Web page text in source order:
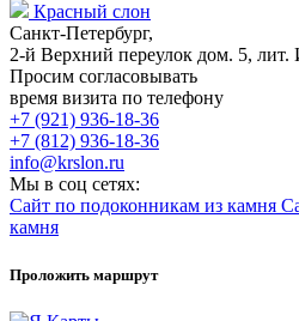
Красный слон
Санкт-Петербург,
2-й Верхний переулок дом. 5, лит.
Просим согласовывать
время визита по телефону
+7 (921) 936-18-36
+7 (812) 936-18-36
info@krslon.ru
Мы в соц сетях:
Сайт по подоконникам из камня
камня
Проложить маршрут